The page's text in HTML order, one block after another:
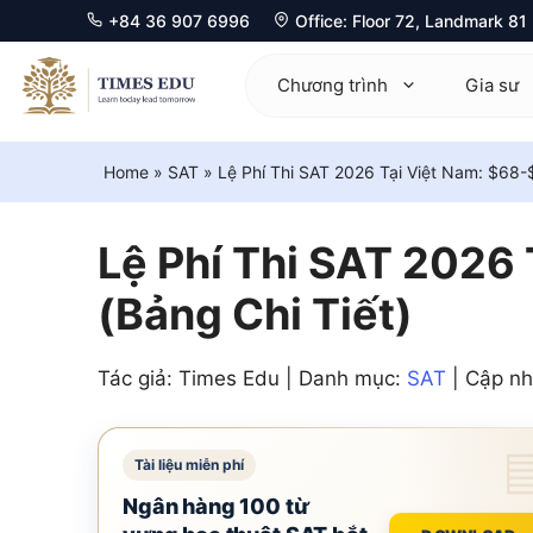
+84 36 907 6996 Office: Floor 72, Landmark 81
Chuyển
đến
nội
dung
Chương trình
Physics 0625
Chemistry 0620
Computer Science 0478
Gia sư
Home » SAT » Lệ Phí Thi SAT 2026 Tại Việt Nam:
Lệ Phí Thi SAT
(Bảng Chi Tiết)
Tác giả: Times Edu | Danh mục: SAT | Cập
Ngân hàng 100 từ